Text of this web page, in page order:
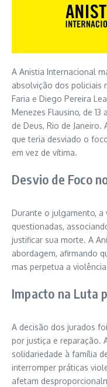
A Anistia Internacional
absolvição dos policiais
Faria e Diego Pereira
Menezes Flausino, de
de Deus, Rio de
que teria desviado o
em vez de vítima.
Desvio de Foco
Durante o julgamento, a
questionadas,
justificar sua morte. A
abordagem, afirmando
mas perpetua a
Impacto na Luta
A decisão dos jurados
por justiça e reparação.
solidariedade à família
interromper práticas
afetam